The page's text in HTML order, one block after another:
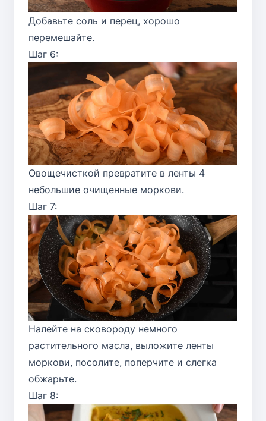
Добавьте соль и перец, хорошо
перемешайте.
Шаг 6:
Овощечисткой превратите в ленты 4
небольшие очищенные моркови.
Шаг 7:
Налейте на сковороду немного
растительного масла, выложите ленты
моркови, посолите, поперчите и слегка
обжарьте.
Шаг 8: